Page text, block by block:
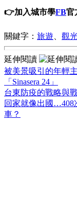
👉加入城市學FB官
關鍵字： 旅遊 觀
延伸閱讀
被美景吸引的年輕
「Sinasera 24」
台東防疫的戰略與
回家就像出國…408
車？